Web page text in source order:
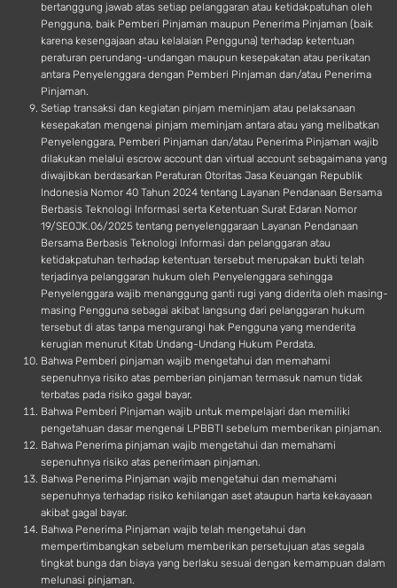
bertanggung jawab atas setiap pelanggaran atau ketidakpatuhan oleh
Pengguna, baik Pemberi Pinjaman maupun Penerima Pinjaman (baik
karena kesengajaan atau kelalaian Pengguna) terhadap ketentuan
peraturan perundang-undangan maupun kesepakatan atau perikatan
antara Penyelenggara dengan Pemberi Pinjaman dan/atau Penerima
Pinjaman.
Setiap transaksi dan kegiatan pinjam meminjam atau pelaksanaan
kesepakatan mengenai pinjam meminjam antara atau yang melibatkan
Penyelenggara, Pemberi Pinjaman dan/atau Penerima Pinjaman wajib
dilakukan melalui escrow account dan virtual account sebagaimana yang
diwajibkan berdasarkan Peraturan Otoritas Jasa Keuangan Republik
Indonesia Nomor 40 Tahun 2024 tentang Layanan Pendanaan Bersama
Berbasis Teknologi Informasi serta Ketentuan Surat Edaran Nomor
19/SEOJK.06/2025 tentang penyelenggaraan Layanan Pendanaan
Bersama Berbasis Teknologi Informasi dan pelanggaran atau
ketidakpatuhan terhadap ketentuan tersebut merupakan bukti telah
terjadinya pelanggaran hukum oleh Penyelenggara sehingga
Penyelenggara wajib menanggung ganti rugi yang diderita oleh masing-
masing Pengguna sebagai akibat langsung dari pelanggaran hukum
tersebut di atas tanpa mengurangi hak Pengguna yang menderita
kerugian menurut Kitab Undang-Undang Hukum Perdata.
Bahwa Pemberi pinjaman wajib mengetahui dan memahami
sepenuhnya risiko atas pemberian pinjaman termasuk namun tidak
terbatas pada risiko gagal bayar.
Bahwa Pemberi Pinjaman wajib untuk mempelajari dan memiliki
pengetahuan dasar mengenai LPBBTI sebelum memberikan pinjaman.
Bahwa Penerima pinjaman wajib mengetahui dan memahami
sepenuhnya risiko atas penerimaan pinjaman.
Bahwa Penerima Pinjaman wajib mengetahui dan memahami
sepenuhnya terhadap risiko kehilangan aset ataupun harta kekayaaan
akibat gagal bayar.
Bahwa Penerima Pinjaman wajib telah mengetahui dan
mempertimbangkan sebelum memberikan persetujuan atas segala
tingkat bunga dan biaya yang berlaku sesuai dengan kemampuan dalam
melunasi pinjaman.